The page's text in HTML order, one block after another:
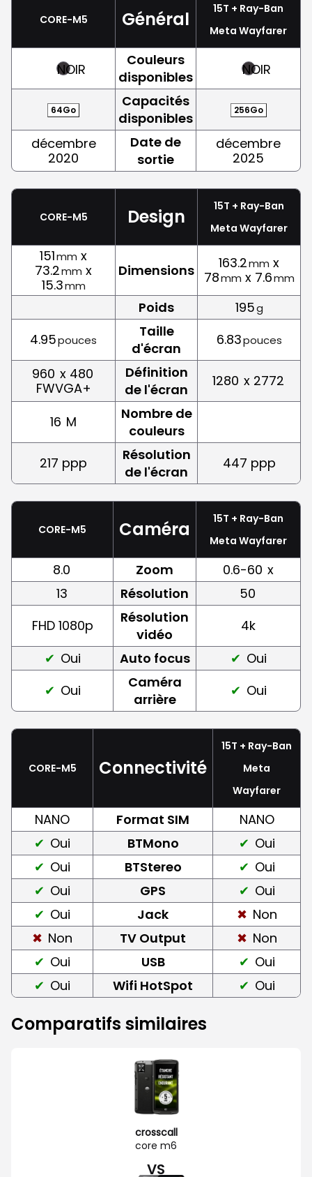
CORE-M5 Général
15T + Ray-Ban
Meta Wayfarer
NOIR
Couleurs
disponibles
NOIR
64Go
Capacités
disponibles
256Go
décembre
2020
Date de
sortie
décembre
2025
CORE-M5 Design
15T + Ray-Ban
Meta Wayfarer
151mm x
73.2mm x
15.3mm
Dimensions 163.2mm x
78mm x 7.6mm
Poids 195g
4.95pouces
Taille
d'écran
6.83pouces
960 x 480
FWVGA+
Définition
de l'écran
1280 x 2772
16 M
Nombre de
couleurs
217 ppp
Résolution
de l'écran
447 ppp
CORE-M5 Caméra
15T + Ray-Ban
Meta Wayfarer
8.0 Zoom 0.6-60 x
13
Résolution
50
FHD 1080p
Résolution
vidéo
4k
Oui
Auto focus
Oui
Oui
Caméra
arrière
Oui
CORE-M5 Connectivité
15T + Ray-Ban
Meta
Wayfarer
NANO Format SIM
NANO
Oui
BTMono
Oui
Oui
BTStereo
Oui
Oui
GPS
Oui
Oui
Jack
Non
Non
TV Output
Non
Oui
USB
Oui
Oui
Wifi HotSpot Oui
Comparatifs similaires
crosscall
core m6
VS